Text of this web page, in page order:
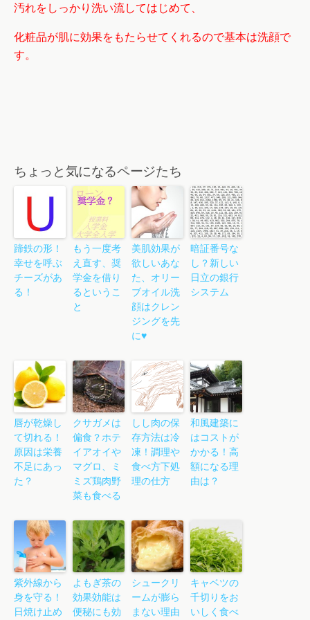
汚れをしっかり洗い流してはじめて、
化粧品が肌に効果をもたらせてくれるので基本は洗顔で
す。
ちょっと気になるページたち
蹄鉄の形！
幸せを呼ぶ
チーズがあ
る！
もう一度考
え直す、奨
学金を借り
るというこ
と
美肌効果が
欲しいあな
た、オリー
ブオイル洗
顔はクレン
ジングを先
に♥
暗証番号な
し？新しい
日立の銀行
システム
唇が乾燥し
て切れる！
原因は栄養
不足にあっ
た？
クサガメは
偏食？ホテ
イアオイや
マグロ、ミ
ミズ鶏肉野
菜も食べる
しし肉の保
存方法は冷
凍！調理や
食べ方下処
理の仕方
和風建築に
はコストが
かかる！高
額になる理
由は？
紫外線から
身を守る！
日焼け止め
よもぎ茶の
効果効能は
便秘にも効
シュークリ
ームが膨ら
まない理由
キャベツの
千切りをお
いしく食べ